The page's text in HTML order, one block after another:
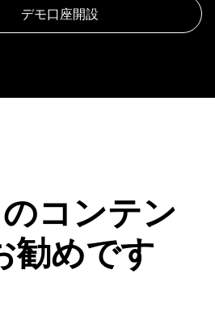
コンテン
勧めです